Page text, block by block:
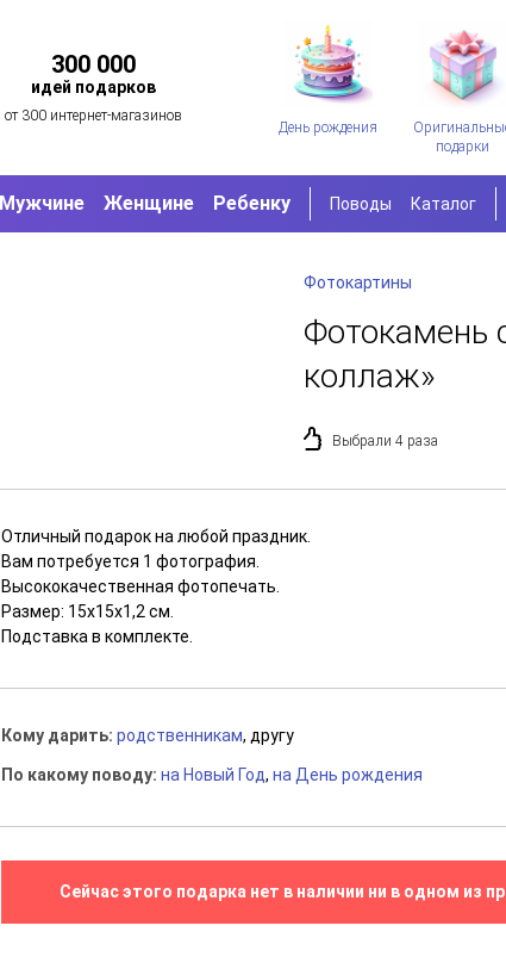
300 000
идей подарков
от 300 интернет-магазинов
День рождения
подарки
Мужчине Женщине Ребенку Поводы Каталог
Фотокартины
Фотокамень
коллаж»
Выбрали 4 раза
Отличный подарок на любой праздник.
Вам потребуется 1 фотография.
Высококачественная фотопечать.
Размер: 15х15х1,2 см.
Подставка в комплекте.
Кому дарить:родственникам, другу
По какому поводу:на Новый Год,на День рождения
Сейчас этого подарка нет в наличии ни в одном из